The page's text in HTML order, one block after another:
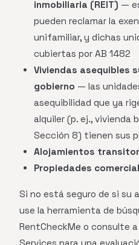
inmobiliaria (REIT) —
pueden reclamar la
unifamiliar, y dichas
cubiertas por AB 1482
Viviendas asequibles
gobierno — las
asequibilidad que ya
alquiler (p. ej., vivienda
Sección 8) tienen sus
Alojamientos
Propiedades
Si no está seguro de si su
use la herramienta de
RentCheckMe o consulte